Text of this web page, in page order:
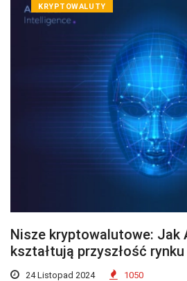
KRYPTOWALUTY
Nisze kryptowalutowe: Jak
kształtują przyszłość
24 Listopad 2024 1050